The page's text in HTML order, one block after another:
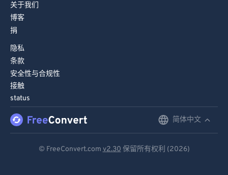
关于我们
博客
捐
隐私
条款
安全性与合规性
接触
status
简体中文
© FreeConvert.com v2.30 保留所有权利 (2026)